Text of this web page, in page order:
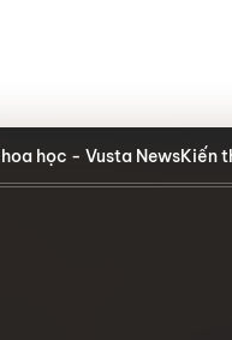
học - Vusta NewsKiến